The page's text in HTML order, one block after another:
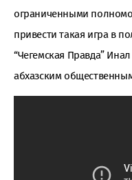
ограниченными
привести такая игра в
“Чегемская Правда”
абхазским